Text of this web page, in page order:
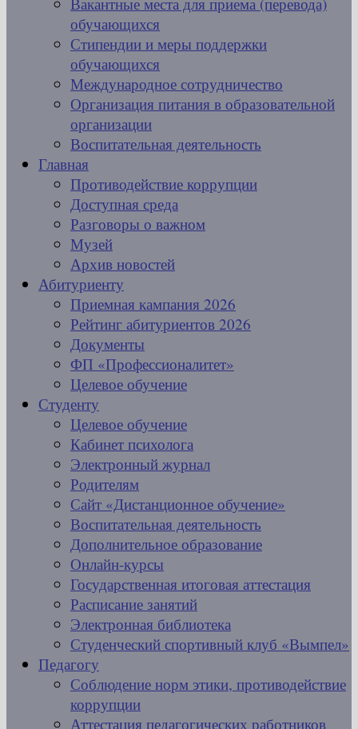
обучающихся
Стипендии и меры поддержки
обучающихся
Международное сотрудничество
Организация питания в образовательной
организации
Воспитательная деятельность
Главная
Противодействие коррупции
Доступная среда
Разговоры о важном
Музей
Архив новостей
Абитуриенту
Приемная кампания 2026
Рейтинг абитуриентов 2026
Документы
ФП «Профессионалитет»
Целевое обучение
Студенту
Целевое обучение
Кабинет психолога
Электронный журнал
Родителям
Сайт «Дистанционное обучение»
Воспитательная деятельность
Дополнительное образование
Онлайн-курсы
Государственная итоговая аттестация
Расписание занятий
Электронная библиотека
Студенческий спортивный клуб «Вымпел»
Педагогу
Соблюдение норм этики, противодействие
коррупции
Аттестация педагогических работников